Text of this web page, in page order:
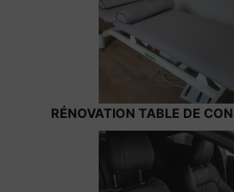
RÉNOVATION TABLE DE